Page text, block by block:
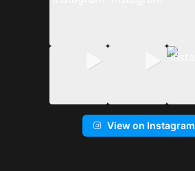
View on Instagram